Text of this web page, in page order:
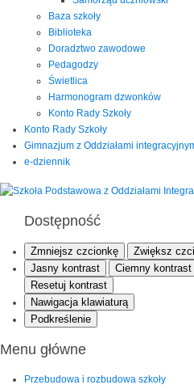
Baza szkoły
Biblioteka
Doradztwo zawodowe
Pedagodzy
Świetlica
Harmonogram dzwonków
Konto Rady Szkoły
Konto Rady Szkoły
Gimnazjum z Oddziałami
e-dziennik
Dostępność
Zmniejsz czcionkę Zwiększ
Jasny kontrast
Ciemny kontrast
Resetuj kontrast
Nawigacja klawiaturą
Podkreślenie
Menu główne
Przebudowa i rozbudowa szkoły